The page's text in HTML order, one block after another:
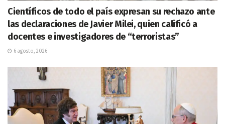
Científicos de todo el país expresan su rechazo ante
las declaraciones de Javier Milei, quien calificó a
docentes e investigadores de “terroristas”
6 agosto, 2026